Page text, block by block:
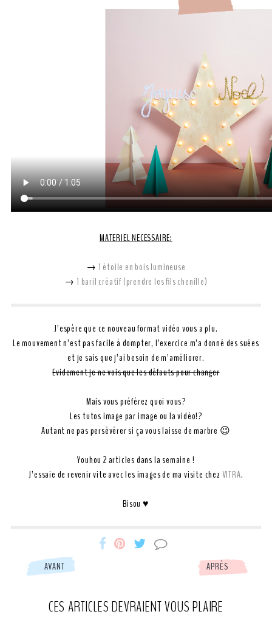
MATERIEL NECESSAIRE:
→ 1 étoile en bois lumineuse
→ 1 baril créatif (prendre les fils chenille)
J’espère que ce nouveau format vidéo vous a plu.
Le mouvement n’est pas facile à dompter, l’exercice m’a donné des suées
et je sais que j’ai besoin de m’améliorer.
Evidement je ne vois que les défauts pour changer
Mais vous préférez quoi vous?
Les tutos image par image ou la vidéo!?
Autant ne pas persévérer si ça vous laisse de marbre 😉
Youhou 2 articles dans la semaine !
J’essaie de revenir vite avec les images de ma visite chez VITRA.
Bisou ♥
Miss-
partage
Miss-
partage
Miss-
partage
AVANT APRÈS
CES ARTICLES DEVRAIENT VOUS PLAIRE